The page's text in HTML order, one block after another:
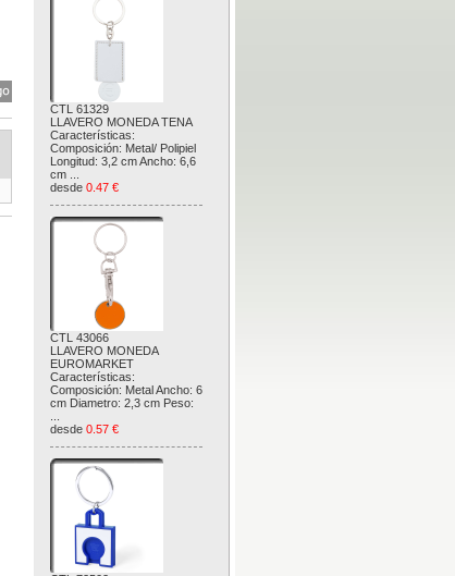
CTL 61329
LLAVERO MONEDA TENA
Características:
Composición: Metal/ Polipiel
Longitud: 3,2 cm Ancho: 6,6
cm ...
desde 0.47 €
CTL 43066
LLAVERO MONEDA
EUROMARKET
Características:
Composición: Metal Ancho: 6
cm Diametro: 2,3 cm Peso:
desde 0.57 €